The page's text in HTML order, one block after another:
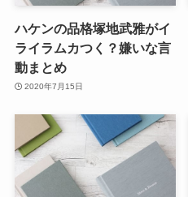
ハケンの品格塚地武雅がイ
ライラムカつく？嫌いな言
動まとめ
2020年7月15日